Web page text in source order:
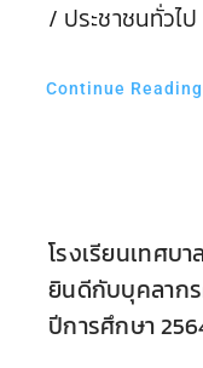
/ ประชาชนทั่วไป
Continue Reading
โรงเรียนเทศบ
ยินดีกับบุคลากร
ปีการศึกษา